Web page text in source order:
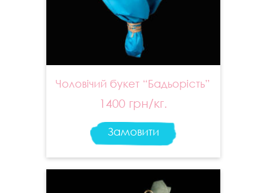
Чоловічий букет “Бадьорість”
1400 грн/кг.
Замовити